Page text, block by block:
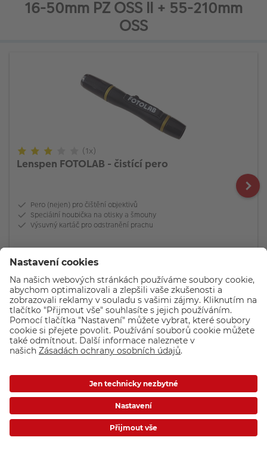
16-50mm PZ OSS II + 55-210mm
OSS
(1x)
Lenspen FOTOLAB - čistící pero
Pero (nejen) pro čištění objektivů
Speciální houbička na otisky a šmouhy
Výsuvný kartáč pro odstranění prachu
KOUPIT